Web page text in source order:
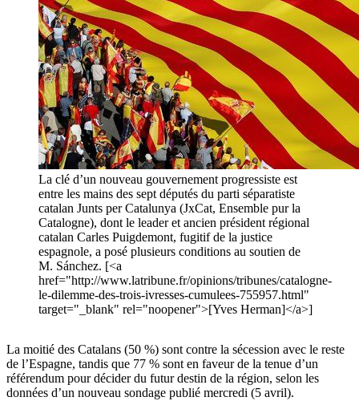
La clé d’un nouveau gouvernement progressiste est
entre les mains des sept députés du parti séparatiste
catalan Junts per Catalunya (JxCat, Ensemble pur la
Catalogne), dont le leader et ancien président régional
catalan Carles Puigdemont, fugitif de la justice
espagnole, a posé plusieurs conditions au soutien de
M. Sánchez. [<a
href="http://www.latribune.fr/opinions/tribunes/catalogne-
le-dilemme-des-trois-ivresses-cumulees-755957.html"
target="_blank" rel="noopener">[Yves Herman]</a>]
La moitié des Catalans (50 %) sont contre la sécession avec le reste
de l’Espagne, tandis que 77 % sont en faveur de la tenue d’un
référendum pour décider du futur destin de la région, selon les
données d’un nouveau sondage publié mercredi (5 avril).